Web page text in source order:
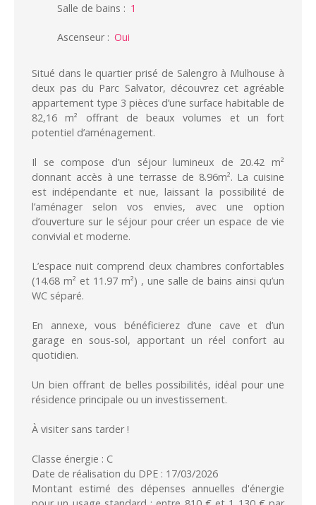
Salle de bains : 1
Ascenseur: Oui
Situé dans le quartier prisé de Salengro à Mulhouse à
deux pas du Parc Salvator, découvrez cet agréable
appartement type 3 pièces d’une surface habitable de
82,16 m² offrant de beaux volumes et un fort
potentiel d’aménagement.
Il se compose d’un séjour lumineux de 20.42 m²
donnant accès à une terrasse de 8.96m². La cuisine
est indépendante et nue, laissant la possibilité de
l’aménager selon vos envies, avec une option
d’ouverture sur le séjour pour créer un espace de vie
convivial et moderne.
L’espace nuit comprend deux chambres confortables
(14.68 m² et 11.97 m²) , une salle de bains ainsi qu’un
WC séparé.
En annexe, vous bénéficierez d’une cave et d’un
garage en sous-sol, apportant un réel confort au
quotidien.
Un bien offrant de belles possibilités, idéal pour une
résidence principale ou un investissement.
À visiter sans tarder !
Classe énergie : C
Date de réalisation du DPE : 17/03/2026
Montant estimé des dépenses annuelles d'énergie